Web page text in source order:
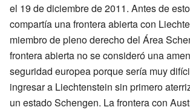
el 19 de diciembre de 2011. Antes de
compartía una frontera abierta con
miembro de pleno derecho del Área
frontera abierta no se consideró una
seguridad europea porque sería muy
ingresar a Liechtenstein sin primero
un estado Schengen. La frontera con